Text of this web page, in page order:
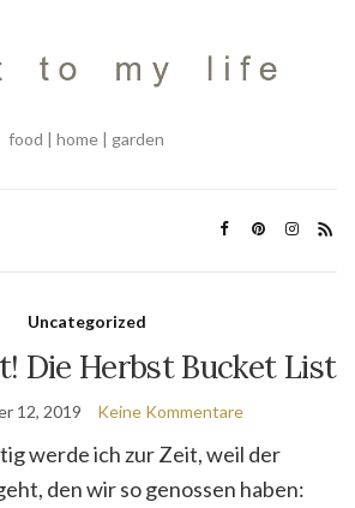
food | home | garden
Uncategorized
Die Herbst Bucket List
12, 2019 Keine Kommentare
werde ich zur Zeit, weil der
den wir so genossen haben: